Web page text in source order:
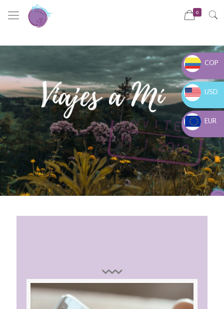
0
COP $
COP
USD $
USD
EUR €
EUR